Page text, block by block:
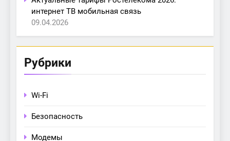
интернет ТВ мобильная связь
09.04.2026
Рубрики
Wi-Fi
Безопасность
Модемы